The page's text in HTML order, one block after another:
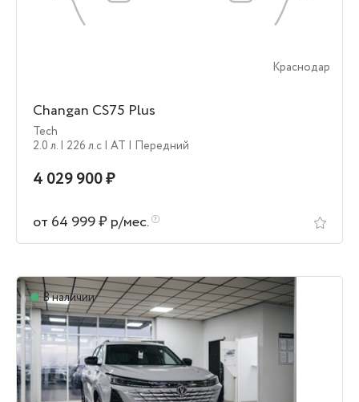
Краснодар
Changan CS75 Plus
Tech
2.0 л. | 226 л.c | AT | Передний
4 029 900 ₽
от 64 999 ₽ р/мес.
В наличии